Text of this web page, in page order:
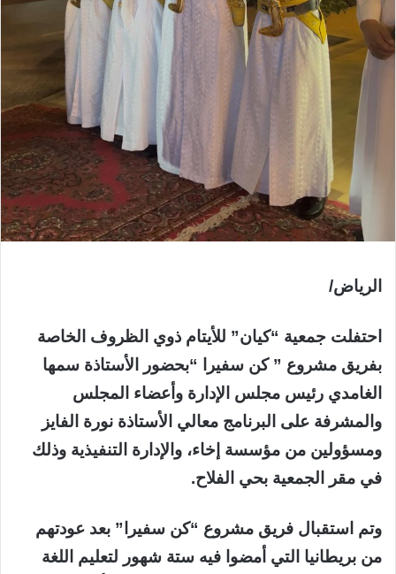
الرياض/
احتفلت جمعية “كيان” للأيتام ذوي الظروف الخاصة
بفريق مشروع ” كن سفيرا “بحضور الأستاذة سمها
الغامدي رئيس مجلس الإدارة وأعضاء المجلس
والمشرفة على البرنامج معالي الأستاذة نورة الفايز
ومسؤولين من مؤسسة إخاء، والإدارة التنفيذية وذلك
في مقر الجمعية بحي الفلاح.
وتم استقبال فريق مشروع “كن سفيرا” بعد عودتهم
من بريطانيا التي أمضوا فيه ستة شهور لتعليم اللغة